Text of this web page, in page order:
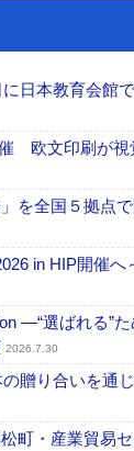
日本教育会館
欧文印刷が視
を全国５拠点
in HIP開催
選ばれる”た
2026.7.30
り合いを通
町・産業貿易